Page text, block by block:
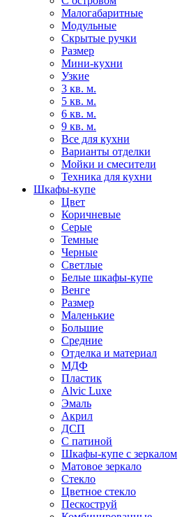
Малогабаритные
Модульные
Скрытые ручки
Размер
Мини-кухни
Узкие
3 кв. м.
5 кв. м.
6 кв. м.
9 кв. м.
Все для кухни
Варианты отделки
Мойки и смесители
Техника для кухни
Шкафы-купе
Цвет
Коричневые
Серые
Темные
Черные
Светлые
Белые шкафы-купе
Венге
Размер
Маленькие
Большие
Средние
Отделка и материал
МДФ
Пластик
Alvic Luxe
Эмаль
Акрил
ДСП
С патиной
Шкафы-купе с зеркалом
Матовое зеркало
Стекло
Цветное стекло
Пескоструй